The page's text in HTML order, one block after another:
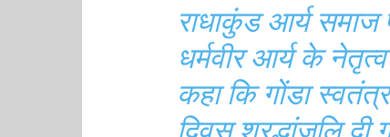
राधाकुंड आर्य समाज
धर्मवीर आर्य के
कहा कि गोंडा